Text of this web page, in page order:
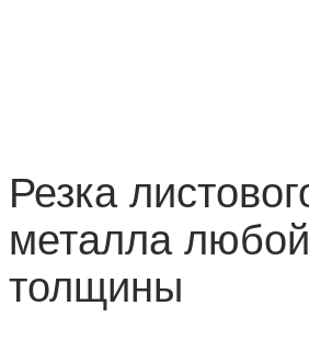
Резка
металла любой
толщины